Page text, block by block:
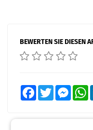
BEWERTEN SIE DIESEN
FacebookTwitter